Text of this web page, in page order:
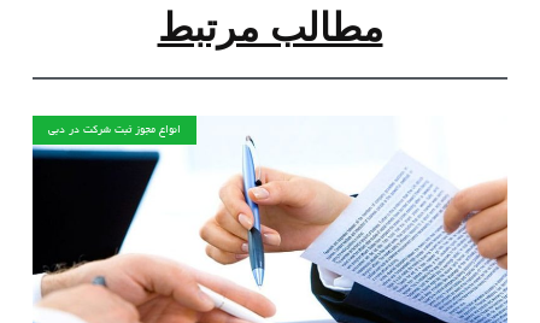
مطالب مرتبط
انواع مجوز ثبت شرکت در دبی